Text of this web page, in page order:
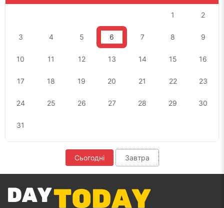
1 2
3 4 5 6 7 8 9
10 11 12 13 14 15 16
17 18 19 20 21 22 23
24 25 26 27 28 29 30
31
Сьогодні Завтра